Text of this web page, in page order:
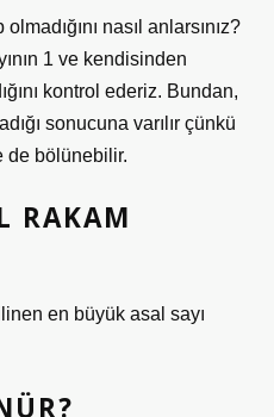
nasıl anlarsınız?
1 ve kendisinden
kontrol ederiz. Bundan,
sonucuna varılır çünkü
de bölünebilir.
RAKAM
en büyük asal sayı